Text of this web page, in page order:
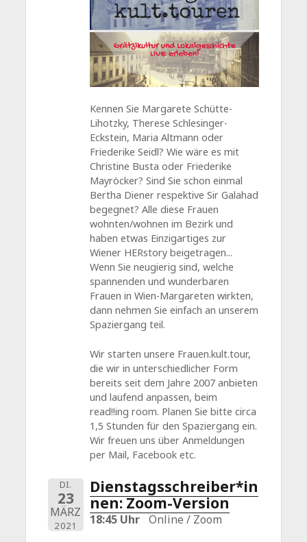
Kennen Sie Margarete Schütte-
Lihotzky, Therese Schlesinger-
Eckstein, Maria Altmann oder
Friederike Seidl? Wie wäre es mit
Christine Busta oder Friederike
Mayröcker? Sind Sie schon einmal
Bertha Diener respektive Sir Galahad
begegnet? Alle diese Frauen
wohnten/wohnen im Bezirk und
haben etwas Einzigartiges zur
Wiener HERstory beigetragen...
Wenn Sie neugierig sind, welche
spannenden und wunderbaren
Frauen in Wien-Margareten wirkten,
dann nehmen Sie einfach an unserem
Spaziergang teil.
Wir starten unsere Frauen.kult.tour,
die wir in unterschiedlicher Form
bereits seit dem Jahre 2007 anbieten
und laufend anpassen, beim
read!!ing room. Planen Sie bitte circa
1,5 Stunden für den Spaziergang ein.
Wir freuen uns über Anmeldungen
per Mail, Facebook etc.
DI.
23
MÄRZ
2021
Dienstagsschreiber*in
nen: Zoom-Version
18:45 Uhr Online / Zoom